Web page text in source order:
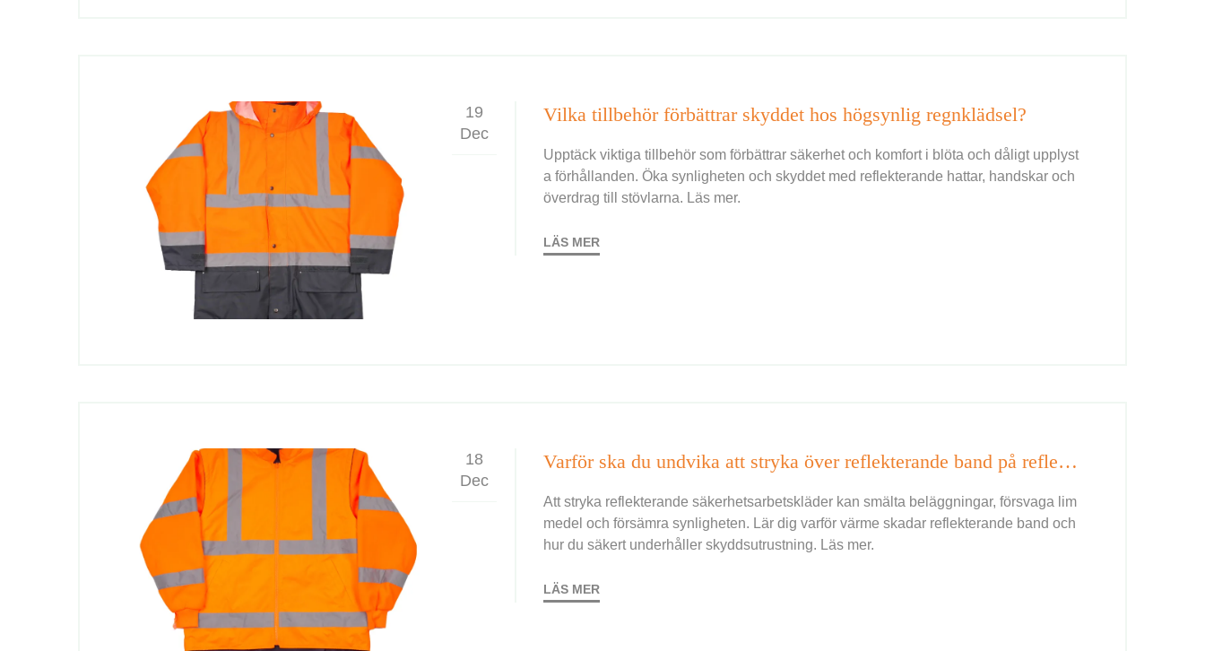
19
Dec
Vilka tillbehör förbättrar skyddet hos högsynlig regnklädsel?
Upptäck viktiga tillbehör som förbättrar säkerhet och komfort i blöta och dåligt upplyst
a förhållanden. Öka synligheten och skyddet med reflekterande hattar, handskar och
överdrag till stövlarna. Läs mer.
LÄS MER
18
Dec
Varför ska du undvika att stryka över reflekterande band på reflekterande säkerhetsarbetskläder?
Att stryka reflekterande säkerhetsarbetskläder kan smälta beläggningar, försvaga lim
medel och försämra synligheten. Lär dig varför värme skadar reflekterande band och
hur du säkert underhåller skyddsutrustning. Läs mer.
LÄS MER